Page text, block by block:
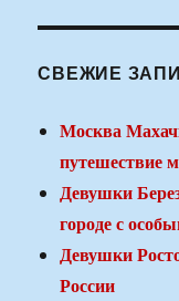
СВЕЖИЕ
Москва
путешествие
Девушки
городе с
Девушки
России